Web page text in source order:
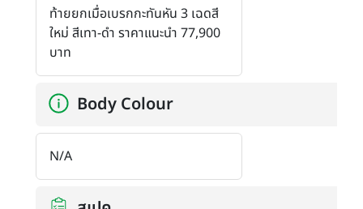
ท้ายยกเมื่อเบรกกะทันหัน 3 เฉดสี
ใหม่ สีเทา-ดำ ราคาแนะนำ 77,900
บาท
Body Colour
N/A